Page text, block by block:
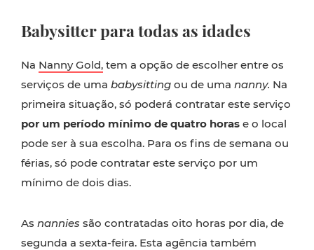
Babysitter para todas as idades
Na Nanny Gold, tem a opção de escolher entre os
serviços de uma babysitting ou de uma nanny. Na
primeira situação, só poderá contratar este serviço
por um período mínimo de quatro horas e o local
pode ser à sua escolha. Para os fins de semana ou
férias, só pode contratar este serviço por um
mínimo de dois dias.
As nannies são contratadas oito horas por dia, de
segunda a sexta-feira. Esta agência também